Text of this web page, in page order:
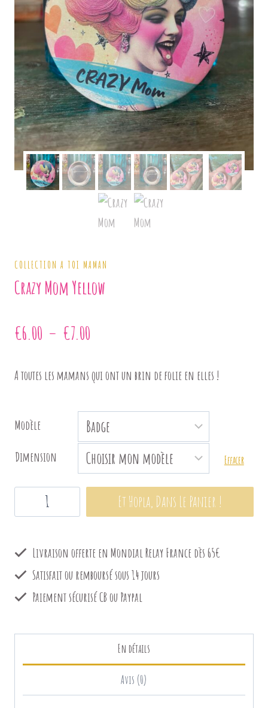
COLLECTION A TOI MAMAN
Crazy Mom Yellow
€6.00 – €7.00
prix :
€6.00
à
€7.00
A toutes les mamans qui ont un brin de folie en elles !
Modèle
Dimension Effacer
quantité
de
Mom
yellow
Et Hopla, Dans Le Panier !
Livraison offerte en Mondial Relay France dès 65€
Satisfait ou remboursé sous 14 jours
Paiement sécurisé CB ou Paypal
En détails
Avis (0)